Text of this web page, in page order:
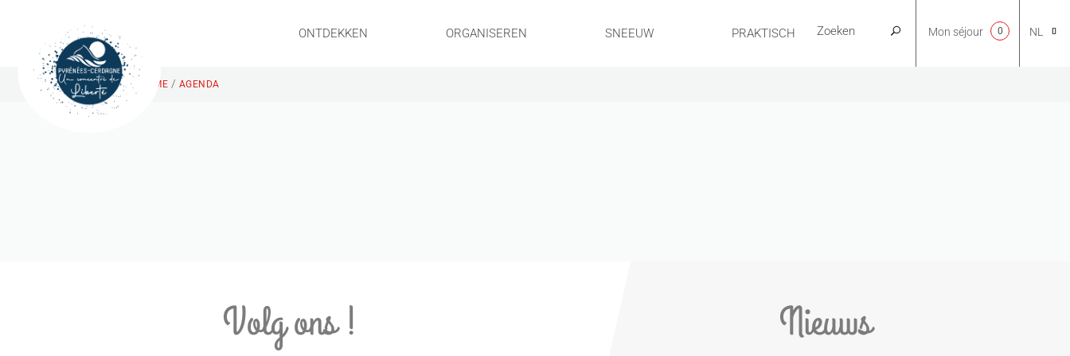
ONTDEKKEN ORGANISEREN SNEEUW PRAKTISCH NL
Mon séjour 0
HOME / AGENDA
Volg ons ! Nieuws